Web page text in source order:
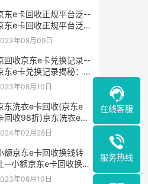
东e卡回收正规平台泛--
东e卡回收正规平台泛
引领电子卡回收的互
年08月09日
回收京东e卡兑换记录--
东e卡兑换记录揭秘：
回收为您详解
年08月10日
东洗衣e卡回收(京东e
回收98折)京东洗衣e卡
收(回收京东卡的平台
年02月28日
额京东e卡回收换钱转
--小额京东e卡回收换钱
让年08月10日
在线客服
服务热线